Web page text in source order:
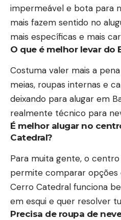
impermeável e bota para
mais fazem sentido no
mais específicas e mais
O que é melhor levar do
Costuma valer mais a
meias, roupas internas e
deixando para alugar em
realmente técnico para
É melhor alugar no
Catedral?
Para muita gente, o
permite comparar opções
Cerro Catedral funciona
em esqui e quer resolver
Precisa de roupa de